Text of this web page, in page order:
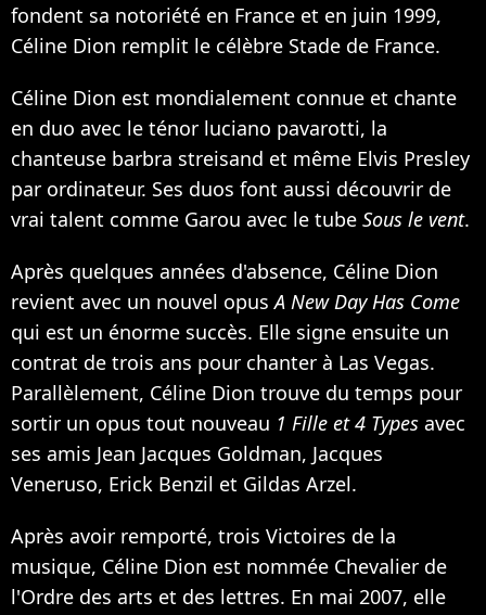
fondent sa notoriété en France et en juin 1999,
Céline Dion remplit le célèbre Stade de France.
Céline Dion est mondialement connue et chante
en duo avec le ténor luciano pavarotti, la
chanteuse barbra streisand et même Elvis Presley
par ordinateur. Ses duos font aussi découvrir de
vrai talent comme Garou avec le tube Sous le vent.
Après quelques années d'absence, Céline Dion
revient avec un nouvel opusA New Day Has Come
qui est un énorme succès. Elle signe ensuite un
contrat de trois ans pour chanter à Las Vegas.
Parallèlement, Céline Dion trouve du temps pour
sortir un opus tout nouveau 1 Fille et 4 Types avec
ses amis Jean Jacques Goldman, Jacques
Veneruso, Erick Benzil et Gildas Arzel.
Après avoir remporté, trois Victoires de la
musique, Céline Dion est nommée Chevalier de
l'Ordre des arts et des lettres. En mai 2007, elle